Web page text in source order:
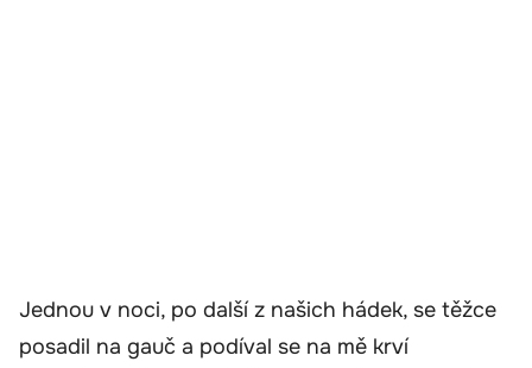
Jednou v noci, po další z našich hádek, se těžce
posadil na gauč a podíval se na mě krví